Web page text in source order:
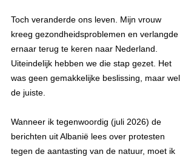
Toch veranderde ons leven. Mijn vrouw
kreeg gezondheidsproblemen en verlangde
ernaar terug te keren naar Nederland.
Uiteindelijk hebben we die stap gezet. Het
was geen gemakkelijke beslissing, maar wel
de juiste.
Wanneer ik tegenwoordig (juli 2026) de
berichten uit Albanië lees over protesten
tegen de aantasting van de natuur, moet ik